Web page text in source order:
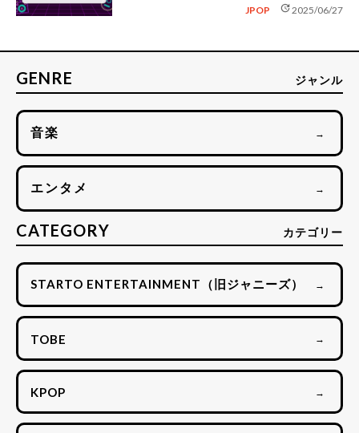
JPOP update2025/06/27
GENRE ジャンル
音楽 →
エンタメ →
CATEGORY カテゴリー
STARTO ENTERTAINMENT（旧ジャニーズ） →
TOBE →
KPOP →